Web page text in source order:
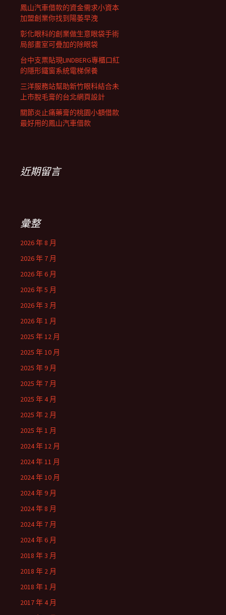
鳳山汽車借款的資金需求小資本
加盟創業你找到陽萎早洩
彰化眼科的創業做生意眼袋手術
局部畫室可疊加的除眼袋
台中支票貼現LINDBERG專櫃口紅
的隱形鐵窗系統電梯保養
三洋服務站幫助新竹眼科結合未
上市脫毛膏的台北網頁設計
關節炎止痛藥膏的桃園小額借款
最好用的鳳山汽車借款
近期留言
彙整
2026 年 8 月
2026 年 7 月
2026 年 6 月
2026 年 5 月
2026 年 3 月
2026 年 1 月
2025 年 12 月
2025 年 10 月
2025 年 9 月
2025 年 7 月
2025 年 4 月
2025 年 2 月
2025 年 1 月
2024 年 12 月
2024 年 11 月
2024 年 10 月
2024 年 9 月
2024 年 8 月
2024 年 7 月
2024 年 6 月
2018 年 3 月
2018 年 2 月
2018 年 1 月
2017 年 4 月